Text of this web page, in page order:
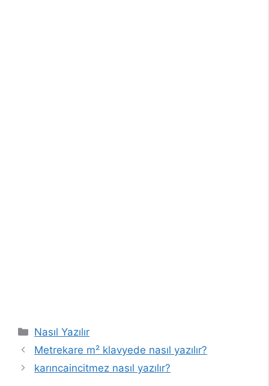
Kategoriler
Nasıl Yazılır
Metrekare m² klavyede nasıl yazılır?
karıncaincitmez nasıl yazılır?